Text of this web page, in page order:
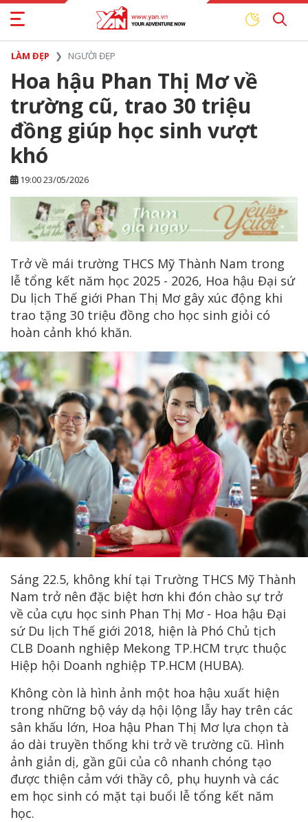
LÀM ĐẸP NGƯỜI ĐẸP
Hoa hậu Phan Thị Mơ về
trường cũ, trao 30 triệu
đồng giúp học sinh vượt
khó
19:00 23/05/2026
Trở về mái trường THCS Mỹ Thành Nam trong
lễ tổng kết năm học 2025 - 2026, Hoa hậu Đại sứ
Du lịch Thế giới Phan Thị Mơ gây xúc động khi
trao tặng 30 triệu đồng cho học sinh giỏi có
hoàn cảnh khó khăn.
Sáng 22.5, không khí tại Trường THCS Mỹ Thành
Nam trở nên đặc biệt hơn khi đón chào sự trở
về của cựu học sinh Phan Thị Mơ - Hoa hậu Đại
sứ Du lịch Thế giới 2018, hiện là Phó Chủ tịch
CLB Doanh nghiệp Mekong TP.HCM trực thuộc
Hiệp hội Doanh nghiệp TP.HCM (HUBA).
Không còn là hình ảnh một hoa hậu xuất hiện
trong những bộ váy dạ hội lộng lẫy hay trên các
sân khấu lớn, Hoa hậu Phan Thị Mơ lựa chọn tà
áo dài truyền thống khi trở về trường cũ. Hình
ảnh giản dị, gần gũi của cô nhanh chóng tạo
được thiện cảm với thầy cô, phụ huynh và các
em học sinh có mặt tại buổi lễ tổng kết năm
học.